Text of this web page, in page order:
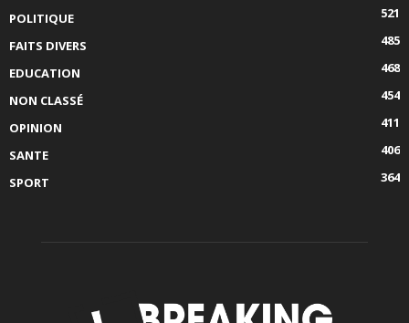
POLITIQUE
521
FAITS DIVERS
485
EDUCATION
468
NON CLASSÉ
454
OPINION
411
SANTE
406
SPORT
364